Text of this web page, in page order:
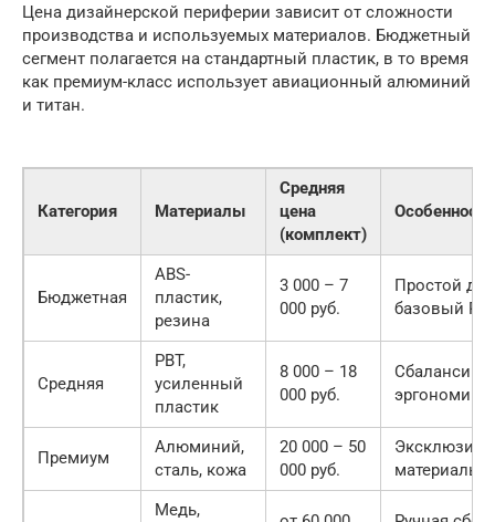
Цена дизайнерской периферии зависит от сложности
производства и используемых материалов. Бюджетный
сегмент полагается на стандартный пластик, в то время
как премиум-класс использует авиационный алюминий
и титан.
Категория Материалы
Средняя
цена
(комплект)
Особенности
Бюджетная
ABS-
пластик,
резина
3 000 – 7
000 руб.
Простой
базовый
Средняя
PBT,
усиленный
пластик
8 000 – 18
000 руб.
эргономика
Премиум
Алюминий,
сталь, кожа
20 000 – 50
000 руб.
материалы,
Медь,